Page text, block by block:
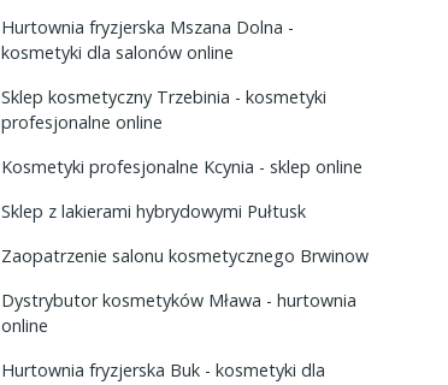
Hurtownia fryzjerska Mszana Dolna -
kosmetyki dla salonów online
Sklep kosmetyczny Trzebinia - kosmetyki
profesjonalne online
Kosmetyki profesjonalne Kcynia - sklep online
Sklep z lakierami hybrydowymi Pułtusk
Zaopatrzenie salonu kosmetycznego Brwinow
Dystrybutor kosmetyków Mława - hurtownia
online
Hurtownia fryzjerska Buk - kosmetyki dla